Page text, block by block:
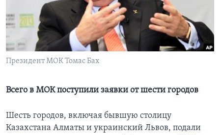
Learning English
СОЦИАЛЬНЫЕ СЕТИ
Языки
Президент МОК Томас Бах
Всего в МОК поступили заявки от шести городов
Шесть городов, включая бывшую столицу
Казахстана Алматы и украинский Львов, подали